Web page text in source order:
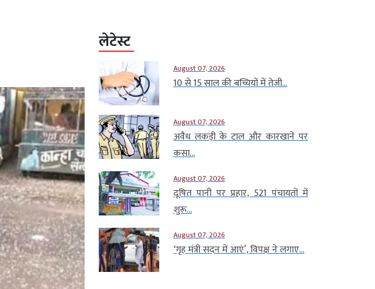
लेटेस्ट
August 07, 2026
10 से 15 साल की बच्चियों में तेजी...
August 07, 2026
अवैध लकड़ी के टाल और कारखाने पर
कसा...
August 07, 2026
दूषित पानी पर प्रहार, 521 पंचायतों में
शुरू...
August 07, 2026
‘गृह मंत्री सदन में आएं’, विपक्ष ने लगाए...